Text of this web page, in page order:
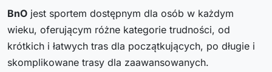
BnO jest sportem dostępnym dla osób w każdym
wieku, oferującym różne kategorie trudności, od
krótkich i łatwych tras dla początkujących, po długie i
skomplikowane trasy dla zaawansowanych.